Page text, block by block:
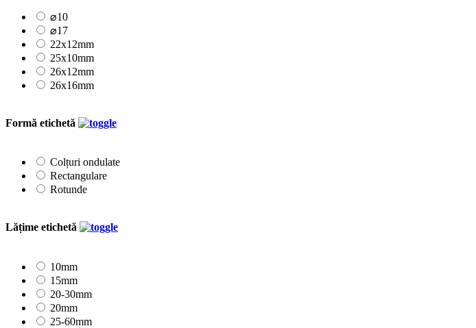
⌀10
⌀17
22x12mm
25x10mm
26x12mm
26x16mm
Formă etichetă
Colțuri ondulate
Rectangulare
Rotunde
Lățime etichetă
10mm
15mm
20-30mm
20mm
25-60mm